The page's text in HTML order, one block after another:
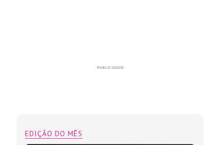
PUBLICIDADE
EDIÇÃO DO MÊS